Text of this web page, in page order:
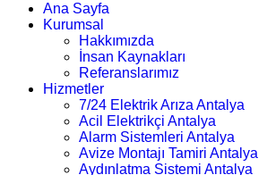
Ana Sayfa
Kurumsal
Hakkımızda
İnsan Kaynakları
Referanslarımız
Hizmetler
7/24 Elektrik Arıza Antalya
Acil Elektrikçi Antalya
Alarm Sistemleri Antalya
Avize Montajı Tamiri Antalya
Aydınlatma Sistemi Antalya